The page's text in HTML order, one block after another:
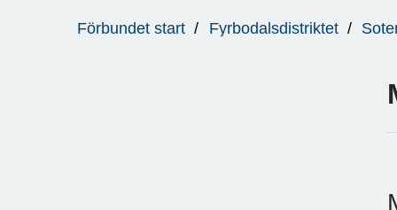
är
Förbundet start Fyrbodalsdistriktet